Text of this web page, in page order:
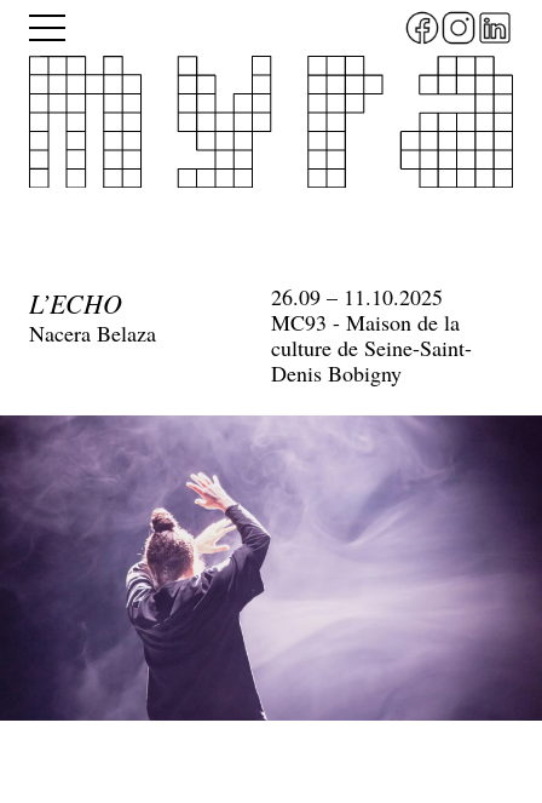
Aller
contenu
principal
Menu
L’ECHO
Nacera Belaza
26.09 – 11.10.2025
MC93 - Maison de la
culture de Seine-Saint-
Denis Bobigny